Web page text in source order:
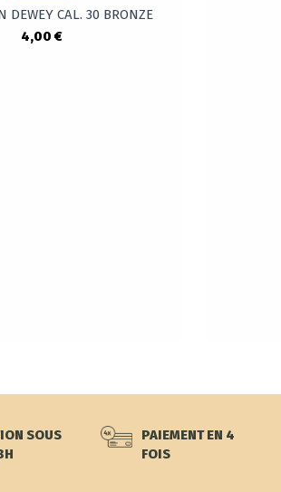
DEWEY CAL. 30 BRONZE
4,00 €
SOUS
PAIEMENT EN 4
FOIS